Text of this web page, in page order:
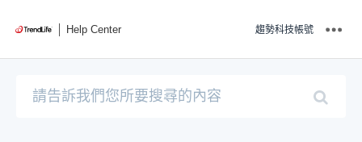
Help Center 趨勢科技帳號